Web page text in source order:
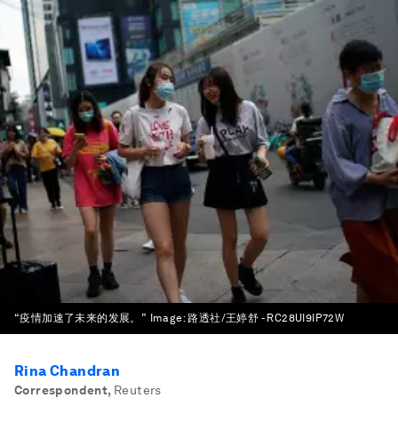
“疫情加速了未来的发展。” Image:路透社/王婷舒 - RC28UI9IP72W
Rina Chandran
Correspondent, Reuters